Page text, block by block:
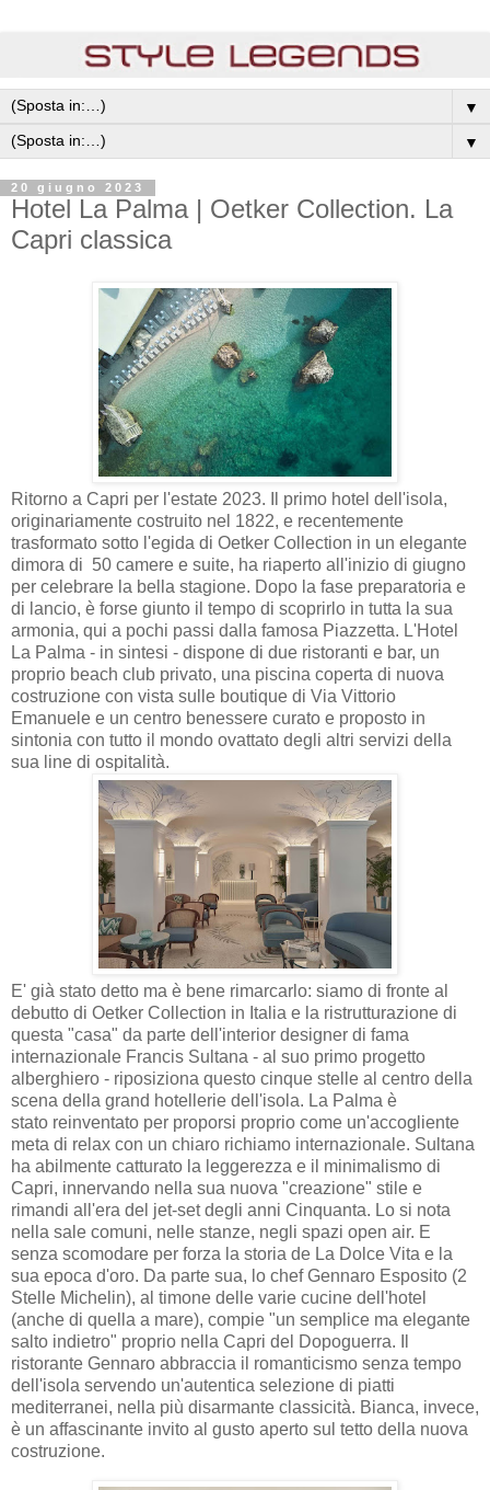
▼
▼
20 giugno 2023
Hotel La Palma | Oetker Collection. La
Capri classica
Ritorno a Capri per l'estate 2023. Il primo hotel dell'isola,
originariamente costruito nel 1822, e recentemente
trasformato sotto l'egida di Oetker Collection in un elegante
dimora di 50 camere e suite, ha riaperto all'inizio di giugno
per celebrare la bella stagione. Dopo la fase preparatoria e
di lancio, è forse giunto il tempo di scoprirlo in tutta la sua
armonia, qui a pochi passi dalla famosa Piazzetta. L'Hotel
La Palma - in sintesi - dispone di due ristoranti e bar, un
proprio beach club privato, una piscina coperta di nuova
costruzione con vista sulle boutique di Via Vittorio
Emanuele e un centro benessere curato e proposto in
sintonia con tutto il mondo ovattato degli altri servizi della
sua line di ospitalità.
E' già stato detto ma è bene rimarcarlo: siamo di fronte al
debutto di Oetker Collection in Italia e la ristrutturazione di
questa "casa" da parte dell'interior designer di fama
internazionale Francis Sultana - al suo primo progetto
alberghiero - riposiziona questo cinque stelle al centro della
scena della grand hotellerie dell'isola. La Palma è
stato reinventato per proporsi proprio come un'accogliente
meta di relax con un chiaro richiamo internazionale. Sultana
ha abilmente catturato la leggerezza e il minimalismo di
Capri, innervando nella sua nuova "creazione" stile e
rimandi all'era del jet-set degli anni Cinquanta. Lo si nota
nella sale comuni, nelle stanze, negli spazi open air. E
senza scomodare per forza la storia de La Dolce Vita e la
sua epoca d'oro. Da parte sua, lo chef Gennaro Esposito (2
Stelle Michelin), al timone delle varie cucine dell'hotel
(anche di quella a mare), compie "un semplice ma elegante
salto indietro" proprio nella Capri del Dopoguerra. Il
ristorante Gennaro abbraccia il romanticismo senza tempo
dell'isola servendo un'autentica selezione di piatti
mediterranei, nella più disarmante classicità. Bianca, invece,
è un affascinante invito al gusto aperto sul tetto della nuova
costruzione.